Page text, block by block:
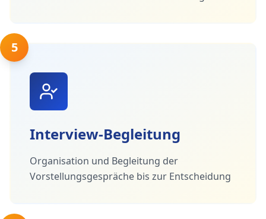
5
Interview-Begleitung
Organisation und Begleitung der
Vorstellungsgespräche bis zur Entscheidung